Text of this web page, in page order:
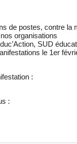
de postes, contre la
organisations
SUD
le 1er
:
: